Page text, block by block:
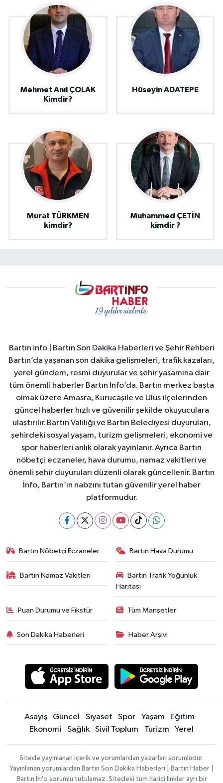
Mehmet Anıl ÇOLAK
Kimdir?
Hüseyin ADATEPE
Murat TÜRKMEN
kimdir?
Muhammed ÇETİN
kimdir ?
Bartın info | Bartın Son Dakika Haberleri ve Şehir Rehberi
Bartın’da yaşanan son dakika gelişmeleri, trafik kazaları,
yerel gündem, resmi duyurular ve şehir yaşamına dair
tüm önemli haberler Bartın İnfo’da. Bartın merkez başta
olmak üzere Amasra, Kurucaşile ve Ulus ilçelerinden
güncel haberler hızlı ve güvenilir şekilde okuyuculara
ulaştırılır. Bartın Valiliği ve Bartın Belediyesi duyuruları,
şehirdeki sosyal yaşam, turizm gelişmeleri, ekonomi ve
spor haberleri anlık olarak yayınlanır. Ayrıca Bartın
nöbetçi eczaneler, hava durumu, namaz vakitleri ve
önemli şehir duyuruları düzenli olarak güncellenir. Bartın
İnfo, Bartın’ın nabzını tutan güvenilir yerel haber
platformudur.
Bartın Nöbetçi Eczaneler Bartın Hava Durumu
Bartin Namaz Vakitleri
Bartın Trafik Yoğunluk
Haritası
Puan Durumu ve Fikstür Tüm Manşetler
Son Dakika Haberleri Haber Arşivi
Asayiş Güncel Siyaset Spor Yaşam
Eğitim
Ekonomi
Sağlık Sivil Toplum Turizm Yerel
Sitede yayınlanan içerik ve yorumlardan yazarları sorumludur.
Yayınlanan yorumlardan Bartın Son Dakika Haberleri | Bartın Haber |
Bartın İnfo sorumlu tutulamaz. Sitedeki tüm harici linkler ayrı bir